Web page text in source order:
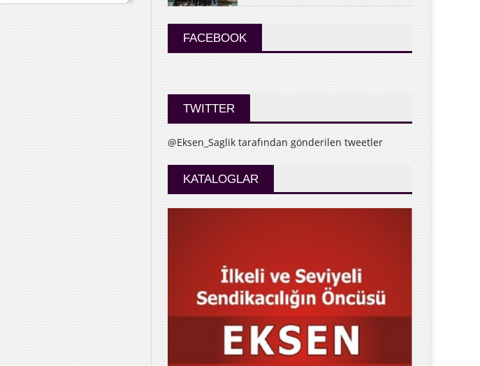
FACEBOOK
TWITTER
@Eksen_Saglik tarafından gönderilen tweetler
KATALOGLAR